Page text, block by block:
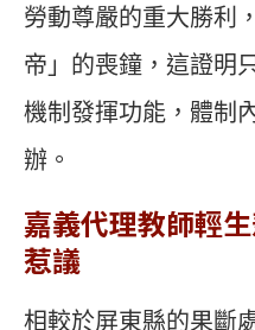
勞動尊嚴的重大勝利
帝」的喪鐘，這證明
機制發揮功能，體制
辦。
嘉義代理教師輕
惹議
相較於屏東縣的果斷